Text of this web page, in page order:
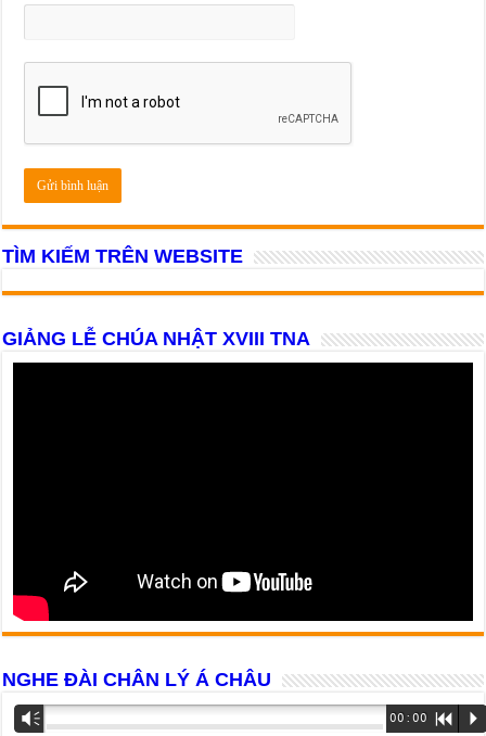
TÌM KIẾM TRÊN WEBSITE
GIẢNG LỄ CHÚA NHẬT XVIII TNA
NGHE ĐÀI CHÂN LÝ Á CHÂU
Trình
Vm 00:00 R P